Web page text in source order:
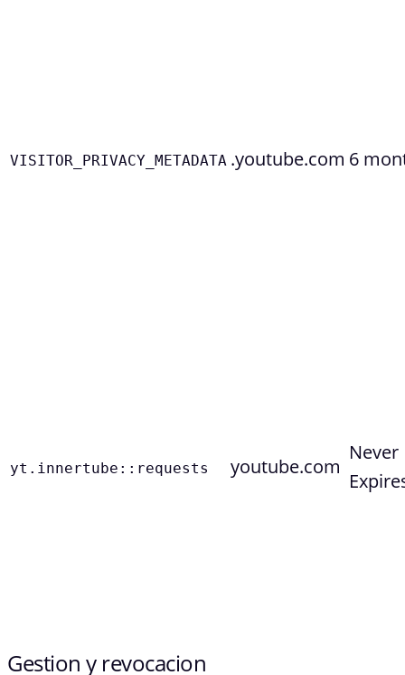
VISITOR_PRIVACY_METADATA .youtube.com 6
yt.innertube::requests youtube.com
Never
Gestion y revocacion